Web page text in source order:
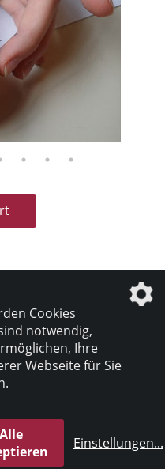
GmbH
Impressum
Cookies
notwendig,
Ihre
Webseite für Sie
Alle
Einstellungen...